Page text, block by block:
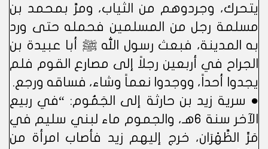
يتحرك، وجردوهم من الثياب، ومرَّ بمحمد بن
مسلمة رجل من المسلمين فحمله حتى ورد
به المدينة، فبعث رسول الله ﷺ أبا عبيدة بن
الجراح في أربعين رجلاً إلى مصارع القوم فلم
يجدوا أحداً، ووجدوا نعماً وشاء، فساقه ورجع.
● سرية زيد بن حارثة إلى الجَمُوم: “في ربيع
الآخر سنة 6هـ، والجموم ماء لبني سليم في
مَرِّ الظَّهْرَان، خرج إليهم زيد فأصاب امرأة من